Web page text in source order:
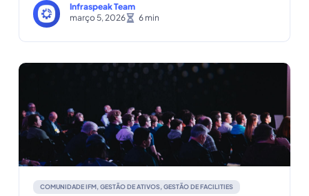
Infraspeak Team
março 5, 2026
COMUNIDADE IFM, GESTÃO DE ATIVOS, GESTÃO DE FACILITIES